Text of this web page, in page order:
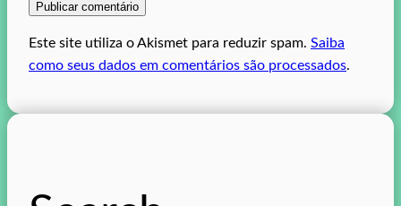
Este site utiliza o Akismet para reduzir spam. Saiba
como seus dados em comentários são processados.